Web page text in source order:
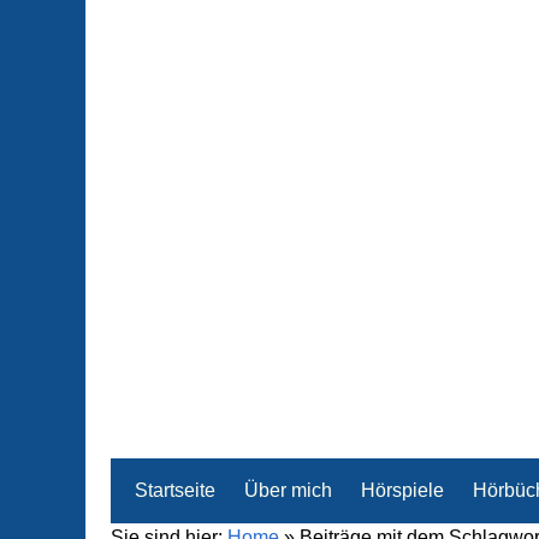
Startseite Über mich Hörspiele